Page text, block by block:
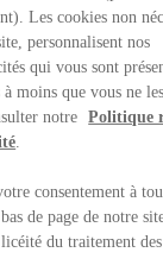
Les cookies non
personnalisent nos
qui vous sont
à moins que vous ne
notre
Politique
consentement à
de page de notre
du traitement des